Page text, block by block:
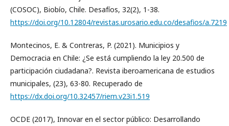
(COSOC), Biobío, Chile. Desafíos, 32(2), 1-38.
https://doi.org/10.12804/revistas.urosario.edu.co/desafios/a.7219
Montecinos, E. & Contreras, P. (2021). Municipios y
Democracia en Chile: ¿Se está cumpliendo la ley 20.500 de
participación ciudadana?. Revista iberoamericana de estudios
municipales, (23), 63-80. Recuperado de
https://dx.doi.org/10.32457/riem.v23i1.519
OCDE (2017), Innovar en el sector público: Desarrollando